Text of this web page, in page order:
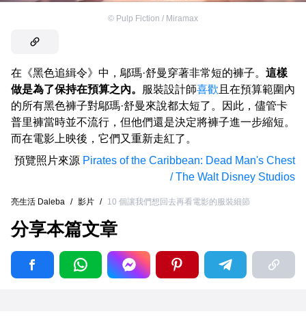
© Pulp Fiction / Miramax
在《黑色追緝令》中，鄔瑪·舒曼穿著非常短的褲子。 這樣
做是為了保持在預算之內。
服裝設計師喜歡 且在預算範圍內
的所有黑色褲子對鄔瑪·舒曼來說都太短了。因此，儘管卡
普里褲當時並不流行，但他們還是決定將褲子進一步縮短。
而在電影上映後，它們又重新走紅了。
預覽照片來源 Pirates of the Caribbean: Dead Man's Chest
/ The Walt Disney Studios
亮生活 Daleba / 影片 / 10 個讓我們想回去再看電影的服裝細節
分享本篇文章